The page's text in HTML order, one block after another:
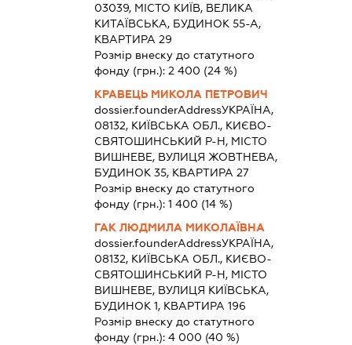
03039, МІСТО КИЇВ, ВЕЛИКА
КИТАЇВСЬКА, БУДИНОК 55-А,
КВАРТИРА 29
Розмір внеску до статутного
фонду (грн.):2 400 (24 %)
КРАВЕЦЬ МИКОЛА ПЕТРОВИЧ
dossier.founderAddressУКРАЇНА,
08132, КИЇВСЬКА ОБЛ., КИЄВО-
СВЯТОШИНСЬКИЙ Р-Н, МІСТО
ВИШНЕВЕ, ВУЛИЦЯ ЖОВТНЕВА,
БУДИНОК 35, КВАРТИРА 27
Розмір внеску до статутного
фонду (грн.):1 400 (14 %)
ГАК ЛЮДМИЛА МИКОЛАЇВНА
dossier.founderAddressУКРАЇНА,
08132, КИЇВСЬКА ОБЛ., КИЄВО-
СВЯТОШИНСЬКИЙ Р-Н, МІСТО
ВИШНЕВЕ, ВУЛИЦЯ КИЇВСЬКА,
БУДИНОК 1, КВАРТИРА 196
Розмір внеску до статутного
фонду (грн.):4 000 (40 %)